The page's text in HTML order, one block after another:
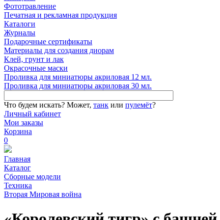
Фототравление
Печатная и рекламная продукция
Каталоги
Журналы
Подарочные сертификаты
Материалы для создания диорам
Клей, грунт и лак
Окрасочные маски
Проливка для миниатюры акриловая 12 мл.
Проливка для миниатюры акриловая 30 мл.
Что будем искать? Может, танк или пулемёт?
Личный кабинет
Мои заказы
Корзина
0
Главная
Каталог
Сборные модели
Техника
Вторая Мировая война